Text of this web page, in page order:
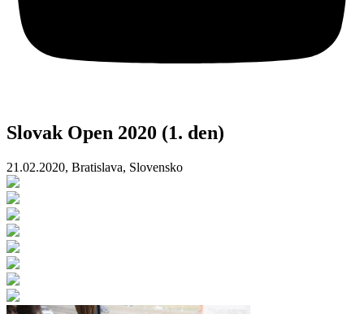
Slovak Open 2020 (1. den)
21.02.2020, Bratislava, Slovensko